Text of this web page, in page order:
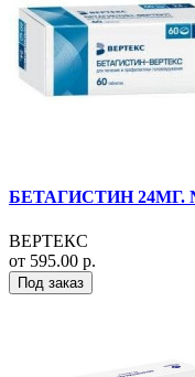
БЕТАГИСТИН 24МГ.
ВЕРТЕКС
от 595.00 р.
Под заказ